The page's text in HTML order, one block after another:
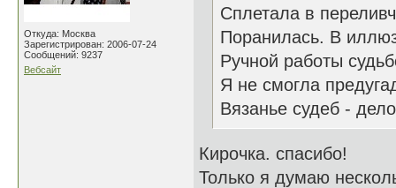
Откуда: Москва
Зарегистрирован: 2006-07-24
Сообщений: 9237
Вебсайт
Сплетала в
Поранилась. В
Ручной работы
Я не смогла
Вязанье судеб -
Кирочка. спасибо!
Только я думаю